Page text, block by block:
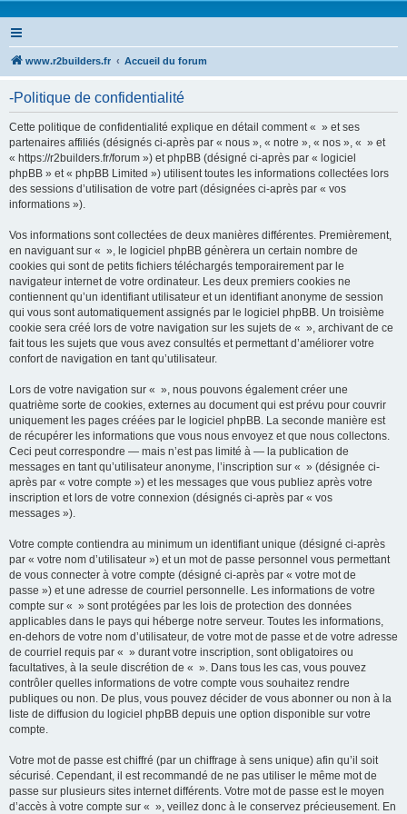
www.r2builders.fr Accueil du forum
-Politique de confidentialité
Cette politique de confidentialité explique en détail comment « » et ses
partenaires affiliés (désignés ci-après par « nous », « notre », « nos », « » et
« https://r2builders.fr/forum ») et phpBB (désigné ci-après par « logiciel
phpBB » et « phpBB Limited ») utilisent toutes les informations collectées lors
des sessions d’utilisation de votre part (désignées ci-après par « vos
informations »).
Vos informations sont collectées de deux manières différentes. Premièrement,
en naviguant sur « », le logiciel phpBB génèrera un certain nombre de
cookies qui sont de petits fichiers téléchargés temporairement par le
navigateur internet de votre ordinateur. Les deux premiers cookies ne
contiennent qu’un identifiant utilisateur et un identifiant anonyme de session
qui vous sont automatiquement assignés par le logiciel phpBB. Un troisième
cookie sera créé lors de votre navigation sur les sujets de « », archivant de ce
fait tous les sujets que vous avez consultés et permettant d’améliorer votre
confort de navigation en tant qu’utilisateur.
Lors de votre navigation sur « », nous pouvons également créer une
quatrième sorte de cookies, externes au document qui est prévu pour couvrir
uniquement les pages créées par le logiciel phpBB. La seconde manière est
de récupérer les informations que vous nous envoyez et que nous collectons.
Ceci peut correspondre — mais n’est pas limité à — la publication de
messages en tant qu’utilisateur anonyme, l’inscription sur « » (désignée ci-
après par « votre compte ») et les messages que vous publiez après votre
inscription et lors de votre connexion (désignés ci-après par « vos
messages »).
Votre compte contiendra au minimum un identifiant unique (désigné ci-après
par « votre nom d’utilisateur ») et un mot de passe personnel vous permettant
de vous connecter à votre compte (désigné ci-après par « votre mot de
passe ») et une adresse de courriel personnelle. Les informations de votre
compte sur « » sont protégées par les lois de protection des données
applicables dans le pays qui héberge notre serveur. Toutes les informations,
en-dehors de votre nom d’utilisateur, de votre mot de passe et de votre adresse
de courriel requis par « » durant votre inscription, sont obligatoires ou
facultatives, à la seule discrétion de « ». Dans tous les cas, vous pouvez
contrôler quelles informations de votre compte vous souhaitez rendre
publiques ou non. De plus, vous pouvez décider de vous abonner ou non à la
liste de diffusion du logiciel phpBB depuis une option disponible sur votre
compte.
Votre mot de passe est chiffré (par un chiffrage à sens unique) afin qu’il soit
sécurisé. Cependant, il est recommandé de ne pas utiliser le même mot de
passe sur plusieurs sites internet différents. Votre mot de passe est le moyen
d’accès à votre compte sur « », veillez donc à le conservez précieusement. En